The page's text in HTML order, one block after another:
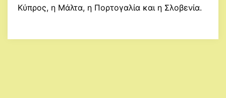
Κύπρος, η Μάλτα, η Πορτογαλία και η Σλοβενία.